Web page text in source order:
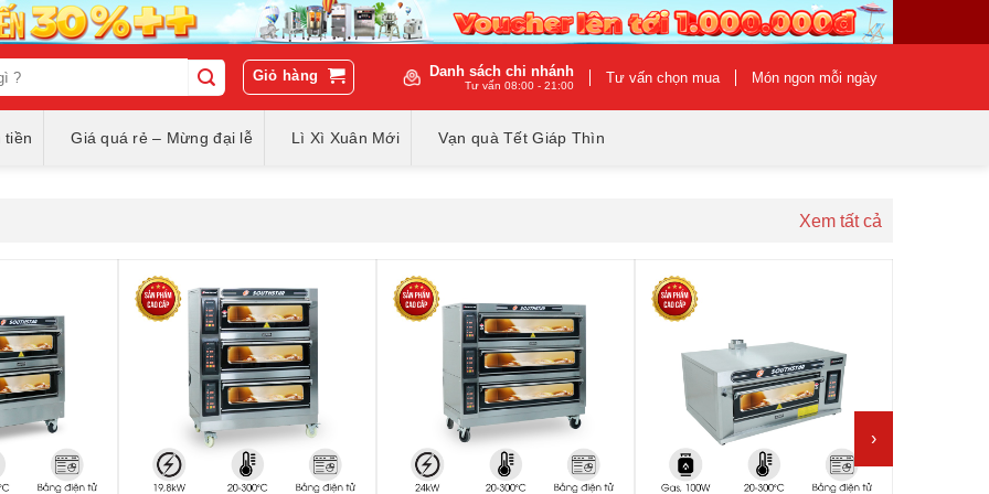
Giỏ hàng Danh sách chi nhánh
Tư vấn 08:00 - 21:00 Tư vấn chọn mua Món ngon mỗi ngày
tiền Giá quá rẻ – Mừng đại lễ Lì Xì Xuân Mới Vạn quà Tết Giáp Thìn
Xem tất cả
›